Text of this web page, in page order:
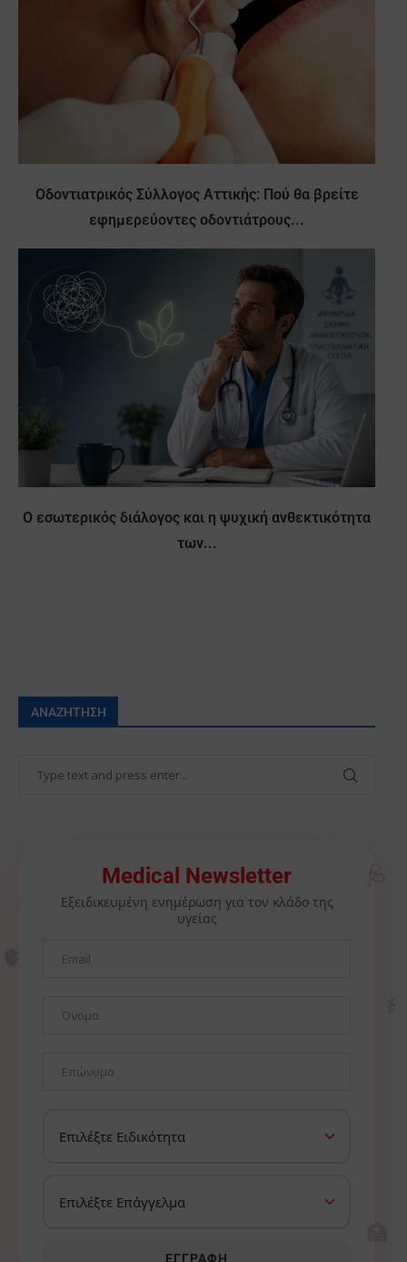
Οδοντιατρικός Σύλλογος Αττικής: Πού θα βρείτε
εφημερεύοντες οδοντιάτρους...
Ο εσωτερικός διάλογος και η ψυχική ανθεκτικότητα
των...
ΑΝΑΖΉΤΗΣΗ
Medical Newsletter
Εξειδικευμένη ενημέρωση για τον κλάδο της
υγείας
ΕΓΓΡΑΦΉ